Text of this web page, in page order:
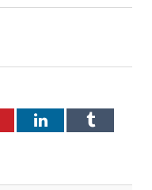
LinkedInTumblr